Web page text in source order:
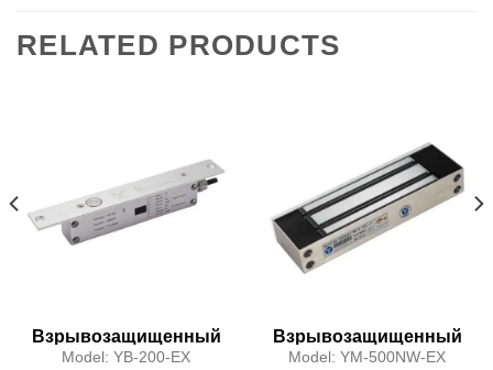
RELATED PRODUCTS
Взрывозащищенный
электрический болт
Model: YB-200-EX
Взрывозащищенный
магнитный замок для
Model: YM-500NW-EX